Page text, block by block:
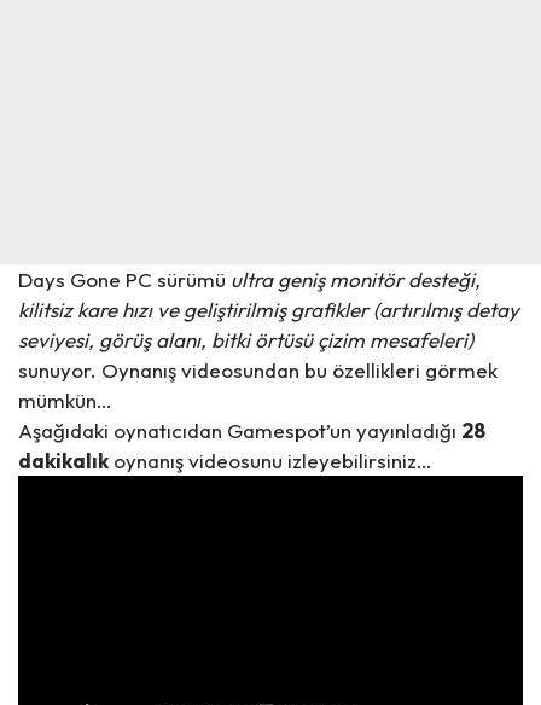
Days Gone PC sürümü ultra geniş monitör desteği,
kilitsiz kare hızı ve geliştirilmiş grafikler (artırılmış detay
seviyesi, görüş alanı, bitki örtüsü çizim mesafeleri)
sunuyor. Oynanış videosundan bu özellikleri görmek
mümkün…
Aşağıdaki oynatıcıdan Gamespot’un yayınladığı 28
dakikalık oynanış videosunu izleyebilirsiniz…